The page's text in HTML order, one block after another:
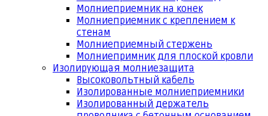
Молниеприемник на конек
Молниеприемник с креплением к
стенам
Молниеприемный стержень
Молниепримник для плоской кровли
Изолирующая молниезащита
Высоковольтный кабель
Изолированные молниеприемники
Изолированный держатель